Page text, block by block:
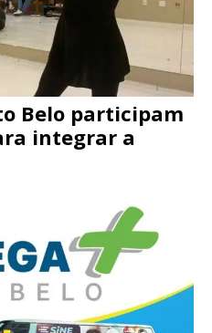
Belo participam
integrar a